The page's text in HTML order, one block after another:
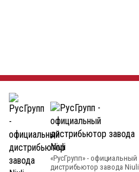
«РусГрупп» - официальный
диcтрибьютор завода Niuli